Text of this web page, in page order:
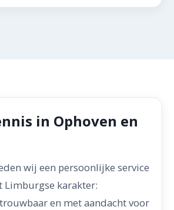
in Ophoven en
wij een persoonlijke service
Limburgse karakter:
en met aandacht voor